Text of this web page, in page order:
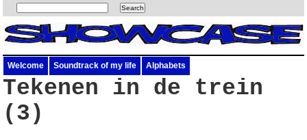
Welcome Soundtrack of my life Alphabets
Tekenen in de trein
(3)